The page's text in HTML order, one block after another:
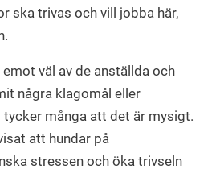
ska trivas och vill jobba här,
väl av de anställda och
några klagomål eller
tycker många att det är mysigt.
att hundar på
stressen och öka trivseln